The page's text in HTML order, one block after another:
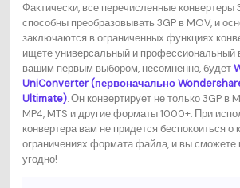
Фактически, все перечисленные конвертеры
способны преобразовывать 3GP в MOV, и
заключаются в ограниченных функциях
ищете универсальный и профессиональный
вашим первым выбором, несомненно, будет
UniConverter (первоначально
Ultimate). Он конвертирует не только 3GP в
MP4, MTS и другие форматы 1000+. При
конвертера вам не придется беспокоиться о
ограничениях формата файла, и вы сможете
угодно!